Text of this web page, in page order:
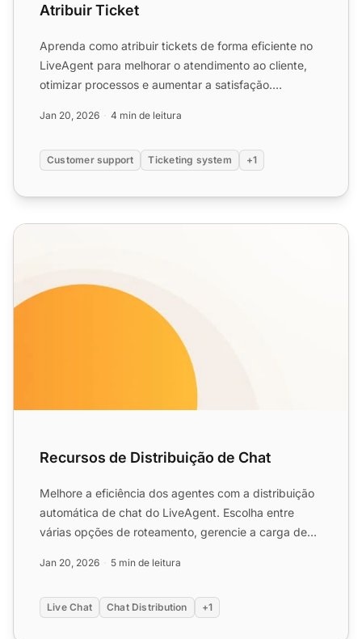
Atribuir Ticket
Aprenda como atribuir tickets de forma eficiente no
LiveAgent para melhorar o atendimento ao cliente,
otimizar processos e aumentar a satisfação.
Jan 20, 2026 4 min de leitura
Customer support Ticketing system +1
Recursos de Distribuição de Chat
Recursos de Distribuição de Chat
Melhore a eficiência dos agentes com a distribuição
automática de chat do LiveAgent. Escolha entre
várias opções de roteamento, gerencie a carga de
Jan 20, 2026 5 min de leitura
Live Chat Chat Distribution +1